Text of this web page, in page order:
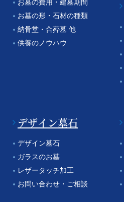
お墓の費用・建墓期間
お墓の形・石材の種類
納骨堂・合葬墓 他
供養のノウハウ
デザイン墓石
デザイン墓石
ガラスのお墓
レザータッチ加工
お問い合わせ・ご相談